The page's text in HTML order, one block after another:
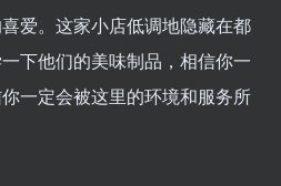
爱。这家小店低调地隐藏在都
下他们的美味制品，相信你一
一定会被这里的环境和服务所